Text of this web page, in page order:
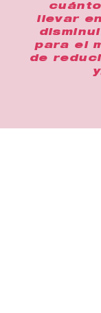
llevar
para el
de